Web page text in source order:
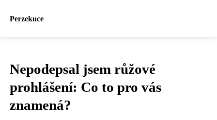
Perzekuce
Nepodepsal jsem růžové
prohlášení: Co to pro vás
znamená?